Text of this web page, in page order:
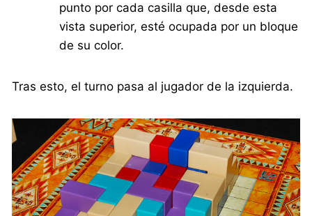
punto por cada casilla que, desde esta
vista superior, esté ocupada por un bloque
de su color.
Tras esto, el turno pasa al jugador de la izquierda.